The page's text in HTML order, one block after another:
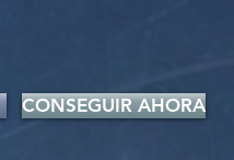
CONSEGUIR AHORA